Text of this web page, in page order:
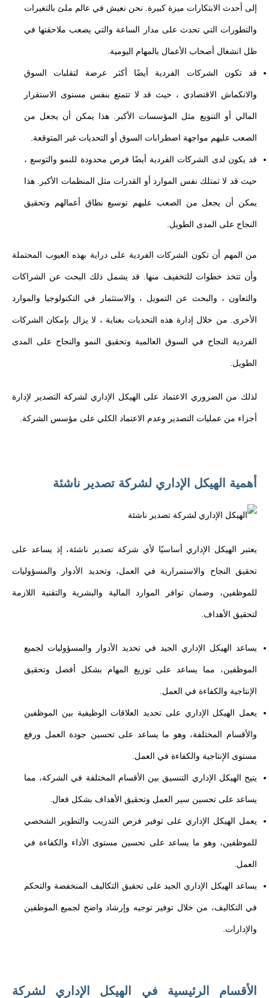
إلى أحدث الابتكارات ميزة كبيرة. نحن نعيش في عالم ملئ بالتغيرات
والتطورات التي تحدث على مدار الساعة والتي يصعب ملاحقتها في
ظل انشغال أصحاب الأعمال بالمهام اليومية.
قد تكون الشركات الفردية أيضًا أكثر عرضة لتقلبات السوق
والانكماش الاقتصادي ، حيث قد لا تتمتع بنفس مستوى الاستقرار
المالي أو التنويع مثل المؤسسات الأكبر. هذا يمكن أن يجعل من
الصعب عليهم مواجهة اضطرابات السوق أو التحديات غير المتوقعة.
قد يكون لدى الشركات الفردية أيضًا فرص محدودة للنمو والتوسع ،
حيث قد لا تمتلك نفس الموارد أو القدرات مثل المنظمات الأكبر. هذا
يمكن أن يجعل من الصعب عليهم توسيع نطاق أعمالهم وتحقيق
النجاح على المدى الطويل.
من المهم أن تكون الشركات الفردية على دراية بهذه العيوب المحتملة
وأن تتخذ خطوات للتخفيف منها. قد يشمل ذلك البحث عن الشراكات
والتعاون ، والبحث عن التمويل ، والاستثمار في التكنولوجيا والموارد
الأخرى. من خلال إدارة هذه التحديات بعناية ، لا يزال بإمكان الشركات
الفردية النجاح في السوق العالمية وتحقيق النمو والنجاح على المدى
الطويل.
لذلك من الضروري الاعتماد على الهيكل الإداري لشركة التصدير لإدارة
أجزاء من عمليات التصدير وعدم الاعتماد الكلي على مؤسس الشركة.
أهمية الهيكل الإداري لشركة تصدير ناشئة
يعتبر الهيكل الإداري أساسيًا لأي شركة تصدير ناشئة، إذ يساعد على
تحقيق النجاح والاستمرارية في العمل، وتحديد الأدوار والمسؤوليات
للموظفين، وضمان توافر الموارد المالية والبشرية والتقنية اللازمة
لتحقيق الأهداف.
يساعد الهيكل الإداري الجيد في تحديد الأدوار والمسؤوليات لجميع
الموظفين، مما يساعد على توزيع المهام بشكل أفضل وتحقيق
الإنتاجية والكفاءة في العمل.
يعمل الهيكل الإداري على تحديد العلاقات الوظيفية بين الموظفين
والأقسام المختلفة، وهو ما يساعد على تحسين جودة العمل ورفع
مستوى الإنتاجية والكفاءة في العمل.
يتيح الهيكل الإداري التنسيق بين الأقسام المختلفة في الشركة، مما
يساعد على تحسين سير العمل وتحقيق الأهداف بشكل فعال.
يعمل الهيكل الإداري على توفير فرص التدريب والتطوير الشخصي
للموظفين، وهو ما يساعد على تحسين مستوى الأداء والكفاءة في
العمل.
يساعد الهيكل الإداري الجيد على تحقيق التكاليف المنخفضة والتحكم
في التكاليف، من خلال توفير توجيه وإرشاد واضح لجميع الموظفين
والإدارات.
الأقسام الرئيسية في الهيكل الإداري لشركة